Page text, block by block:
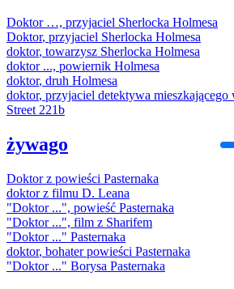
Doktor…, przyjaciel Sherlocka Holmesa
Doktor, przyjaciel Sherlocka Holmesa
doktor, towarzysz Sherlocka Holmesa
doktor..., powiernik Holmesa
doktor, druh Holmesa
doktor, przyjaciel detektywa
Street 221b
żywago
Doktorz powieści Pasternaka
doktorz filmu D. Leana
"Doktor...", powieść Pasternaka
"Doktor...", film z Sharifem
"Doktor..." Pasternaka
doktor, bohater powieści Pasternaka
"Doktor..." Borysa Pasternaka